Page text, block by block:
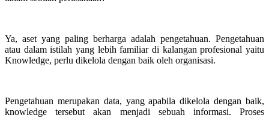
Ya, aset yang paling berharga adalah pengetahuan. Pengetahuan
atau dalam istilah yang lebih familiar di kalangan profesional yaitu
Knowledge, perlu dikelola dengan baik oleh organisasi.
Pengetahuan merupakan data, yang apabila dikelola dengan baik,
knowledge tersebut akan menjadi sebuah informasi. Proses